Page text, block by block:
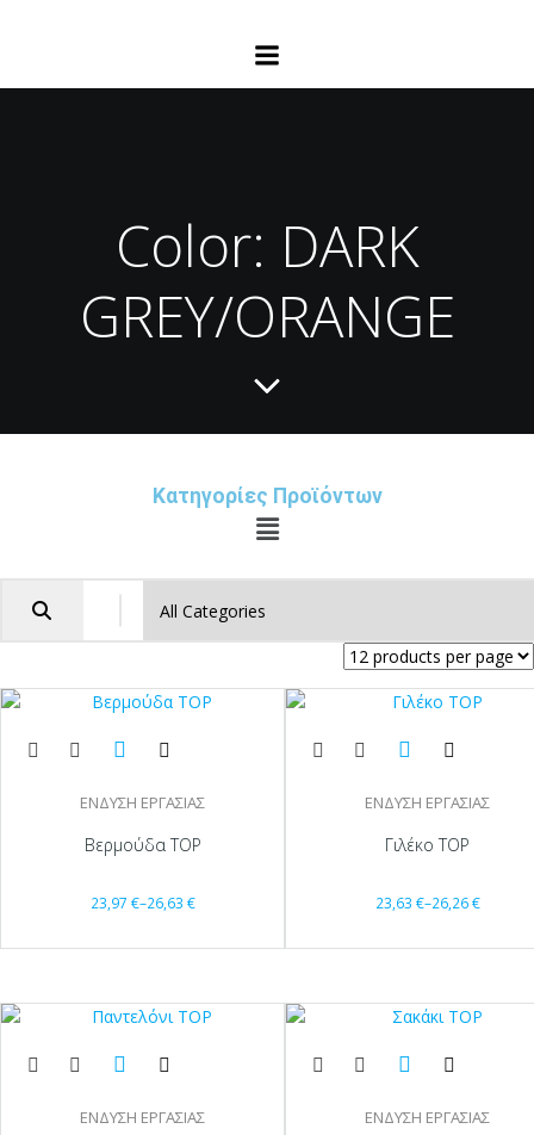
Color: DARK
GREY/ORANGE
Κατηγορίες Προϊόντων
ΕΝΔΥΣΗ ΕΡΓΑΣΙΑΣ
Βερμούδα TOP
23,97 €–26,63 €
ΕΝΔΥΣΗ ΕΡΓΑΣΙΑΣ
Γιλέκο TOP
23,63 €–26,26€
ΕΝΔΥΣΗ ΕΡΓΑΣΙΑΣ ΕΝΔΥΣΗ ΕΡΓΑΣΙΑΣ